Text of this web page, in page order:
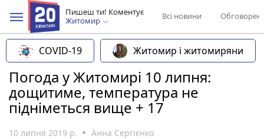
Пишеш ти! Коментує
Житомир
Всі новини
COVID-19 Житомир і житомиряни
Погода у Житомирі 10 липня:
дощитиме, температура не
підніметься вище + 17
10 липня 2019 р. Анна Сергієнко